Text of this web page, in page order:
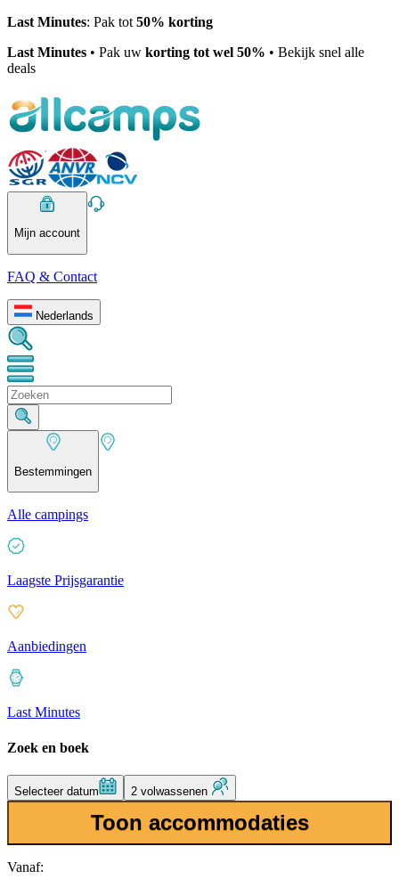
Last Minutes: Pak tot 50% korting
Last Minutes • Pak uw korting tot wel 50% • Bekijk snel alle
deals
Mijn account
FAQ & Contact
Nederlands
Bestemmingen
Alle campings
Laagste Prijsgarantie
Aanbiedingen
Last Minutes
Zoek en boek
Selecteer datum 2 volwassenen
Toon accommodaties
Vanaf: